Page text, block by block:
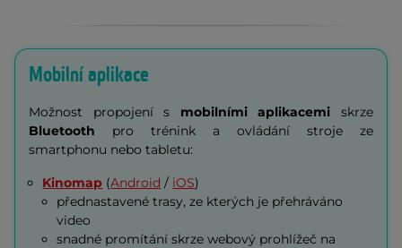
Mobilní aplikace
Možnost propojení s mobilními aplikacemiskrze
Bluetooth pro trénink a ovládání stroje ze
smartphonu nebo tabletu:
Kinomap (Android / iOS)
přednastavené trasy, ze kterých je přehráváno
video
snadné promítání skrze webový prohlížeč na